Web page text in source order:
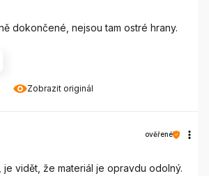
Zobrazit originál
dokončené, nejsou tam ostré hrany.
ověřené
je vidět, že materiál je opravdu odolný.